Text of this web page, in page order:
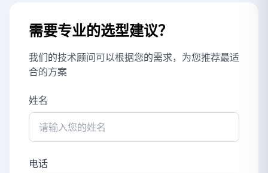
需要专业的选型建议？
我们的技术顾问可以根据您的需求，为您推荐最适
合的方案
姓名
电话